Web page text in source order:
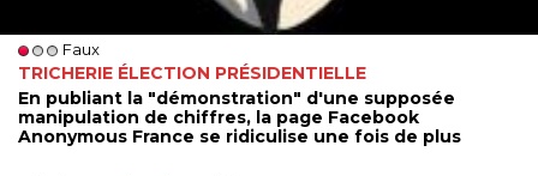
Faux
TRICHERIE ÉLECTION PRÉSIDENTIELLE
En publiant la "démonstration" d'une supposée
manipulation de chiffres, la page Facebook
Anonymous France se ridiculise une fois de plus